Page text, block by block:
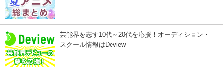
芸能界を志す10代～20代を応援！オーディション・
スクール情報はDeview